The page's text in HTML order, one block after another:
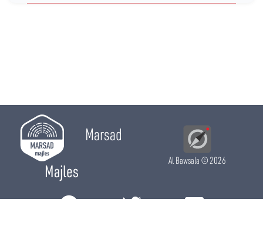
Marsad
Majles
Al Bawsala© 2026